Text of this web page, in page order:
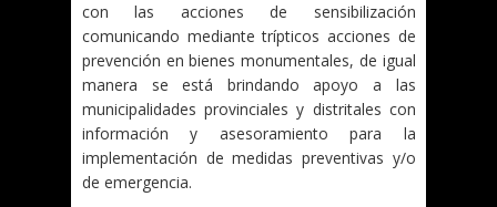
con las acciones de sensibilización
comunicando mediante trípticos acciones de
prevención en bienes monumentales, de igual
manera se está brindando apoyo a las
municipalidades provinciales y distritales con
información y asesoramiento para la
implementación de medidas preventivas y/o
de emergencia.